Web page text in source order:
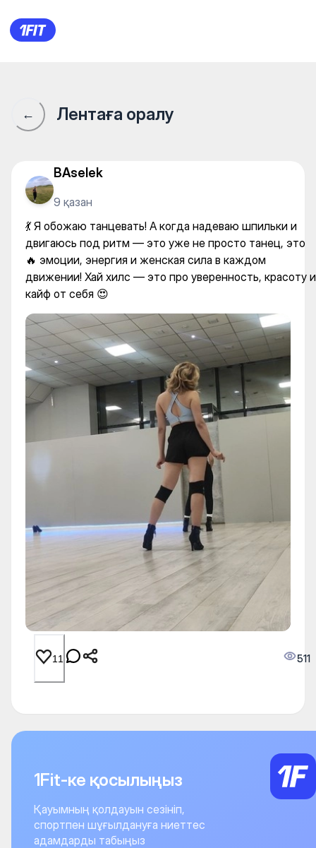
💃 Я обожаю танцевать! А
← Лентаға оралу
BAselek
9 қазан
💃 Я обожаю танцевать! А когда надеваю шпильки и
двигаюсь под ритм — это уже не просто танец, это
🔥 эмоции, энергия и женская сила в каждом
движении! Хай хилс — это про уверенность, красоту и
кайф от себя 😍
11 511
1Fit-ке қосылыңыз
Қауымның қолдауын сезініп,
спортпен шұғылдануға ниеттес
адамдарды табыңыз